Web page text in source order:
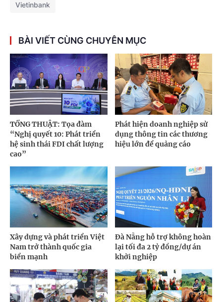
Vietinbank
BÀI VIẾT CÙNG CHUYÊN MỤC
TỔNG THUẬT: Tọa đàm
“Nghị quyết 10: Phát triển
hệ sinh thái FDI chất lượng
cao”
Phát hiện doanh nghiệp sử
dụng thông tin các thương
hiệu lớn để quảng cáo
Xây dựng và phát triển Việt
Nam trở thành quốc gia
biển mạnh
Đà Nẵng hỗ trợ không hoàn
lại tối đa 2 tỷ đồng/dự án
khởi nghiệp